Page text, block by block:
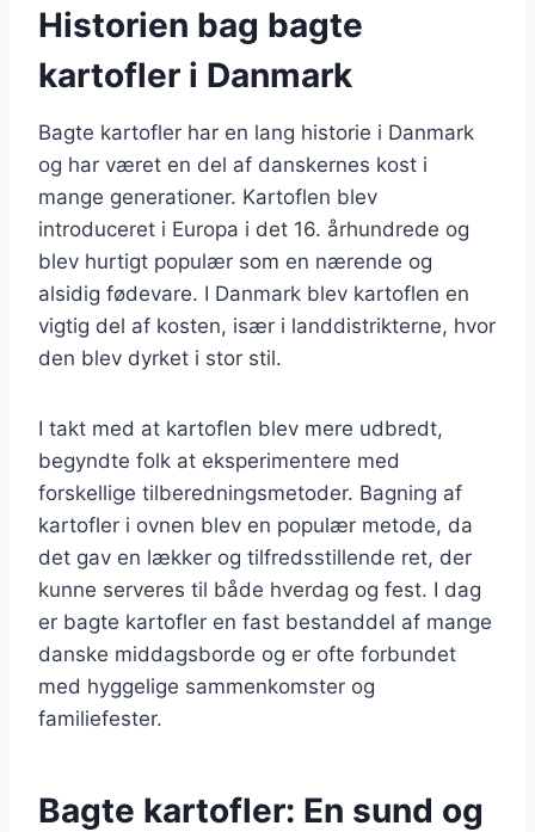
Historien bag bagte
kartofler i Danmark
Bagte kartofler har en lang historie i Danmark
og har været en del af danskernes kost i
mange generationer. Kartoflen blev
introduceret i Europa i det 16. århundrede og
blev hurtigt populær som en nærende og
alsidig fødevare. I Danmark blev kartoflen en
vigtig del af kosten, især i landdistrikterne, hvor
den blev dyrket i stor stil.
I takt med at kartoflen blev mere udbredt,
begyndte folk at eksperimentere med
forskellige tilberedningsmetoder. Bagning af
kartofler i ovnen blev en populær metode, da
det gav en lækker og tilfredsstillende ret, der
kunne serveres til både hverdag og fest. I dag
er bagte kartofler en fast bestanddel af mange
danske middagsborde og er ofte forbundet
med hyggelige sammenkomster og
familiefester.
Bagte kartofler: En sund og